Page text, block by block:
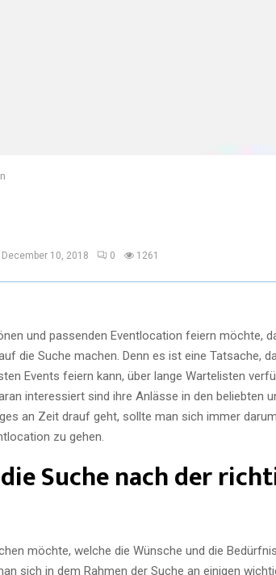
December 10, 2018 0 1261
und passenden Eventlocation feiern möchte,
die Suche machen. Denn es ist eine Tatsache,
Events feiern kann, über lange Wartelisten
interessiert sind ihre Anlässe in den beliebten
an Zeit drauf geht, sollte man sich immer
zu gehen.
Suche nach der
möchte, welche die Wünsche und die
sich in dem Rahmen der Suche an einigen